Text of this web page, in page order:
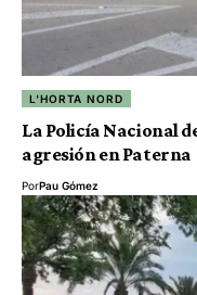
L'HORTA NORD
La Policía Nacional
agresión en Paterna
PorPau Gómez